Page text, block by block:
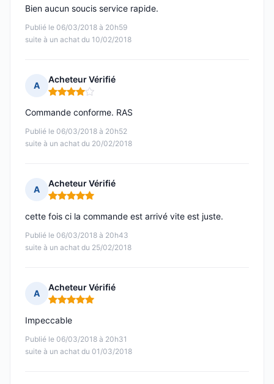
Publié le 06/03/2018 à 20h59
suite à un achat du 10/02/2018
Bien aucun soucis service rapide.
A
Acheteur Vérifié
Note : 4 sur 5
Publié le 06/03/2018 à 20h52
suite à un achat du 20/02/2018
Commande conforme. RAS
A
Acheteur Vérifié
Note : 5 sur 5
Publié le 06/03/2018 à 20h43
suite à un achat du 25/02/2018
cette fois ci la commande est arrivé vite est juste.
A
Acheteur Vérifié
Note : 5 sur 5
Publié le 06/03/2018 à 20h31
suite à un achat du 01/03/2018
Impeccable